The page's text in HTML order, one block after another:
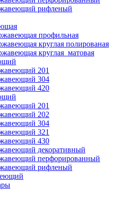
рифленый
профильная
круглая полированая
круглая матовая
201
304
420
201
202
304
321
430
декоративный
перфорированный
рифленый